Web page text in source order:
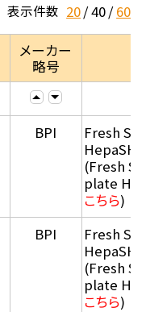
表示件数 20 40 60
メーカー
略号
BPI
Fresh
HepaSH®
(Fresh
plate
こちら)
BPI
Fresh
HepaSH®
(Fresh
plate
こちら)